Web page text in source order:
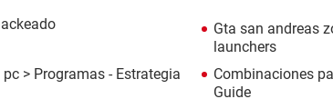
Gta san andreas
launchers
pc > Programas - Estrategia Combinaciones
Guide